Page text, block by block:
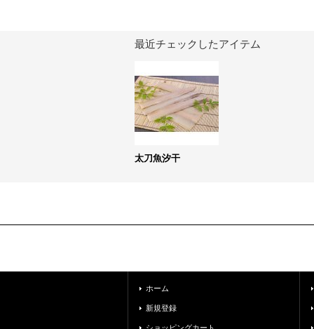
最近チェックしたアイテム
太刀魚汐干
ホーム
新規登録